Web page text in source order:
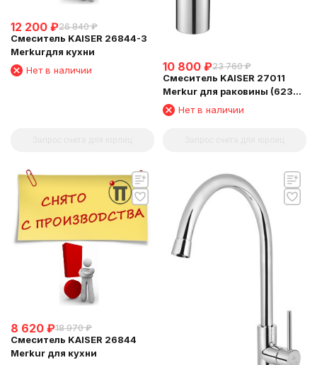
12 200 ₽26 840 ₽
Смеситель KAISER 26844-3
Merkurдля кухни
Нет в наличии
10 800 ₽23 760 ₽
Смеситель KAISER 27011
Merkur для раковины (6239
Картридж )
Нет в наличии
8 620 ₽18 970 ₽
Смеситель KAISER 26844
Merkur для кухни